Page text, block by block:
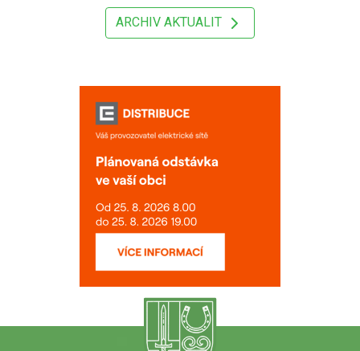
ARCHIV AKTUALIT